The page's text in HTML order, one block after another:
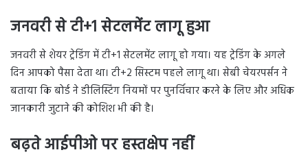
जनवरी से टी+1 सेटलमेंट लागू हुआ
जनवरी से शेयर ट्रेडिंग में टी+1 सेटलमेंट लागू हो गया। यह ट्रेडिंग के अगले
दिन आपको पैसा देता था। टी+2 सिस्टम पहले लागू था। सेबी चेयरपर्सन ने
बताया कि बोर्ड ने डीलिस्टिंग नियमों पर पुनर्विचार करने के लिए और अधिक
जानकारी जुटाने की कोशिश भी की है।
बढ़ते आईपीओ पर हस्तक्षेप नहीं